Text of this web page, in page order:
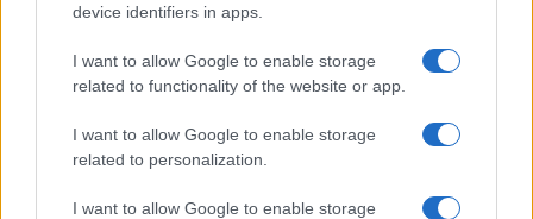
device identifiers in apps.
I want to allow Google to enable storage
related to functionality of the website or app.
I want to allow Google to enable storage
related to personalization.
I want to allow Google to enable storage
opgedragen binnen te blijven. Later werd gemeld
dat de situatie weer veilig was. Deze acties
illustreren de gevoeligheid van de regio en de
De internationale gemeenschap volgt de
ontwikkelingen nauwlettend, met name vanwege